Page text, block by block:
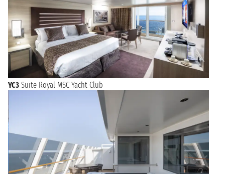
YC3 Suite Royal MSC Yacht Club